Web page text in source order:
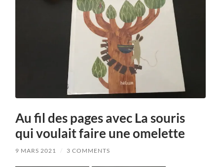
Au fil des pages avec La souris
qui voulait faire une omelette
9 MARS 2021 / 3 COMMENTS